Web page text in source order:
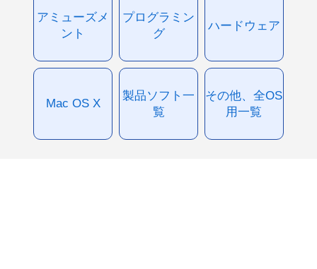
アミューズメ
ント
プログラミン
グ
ハードウェア
Mac OS X
製品ソフト一
覧
その他、全OS
用一覧